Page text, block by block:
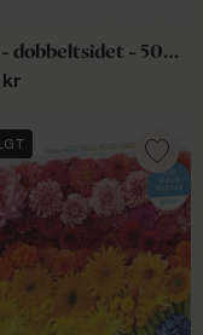
Monet - dobbeltsidet - 500 brikker
kr